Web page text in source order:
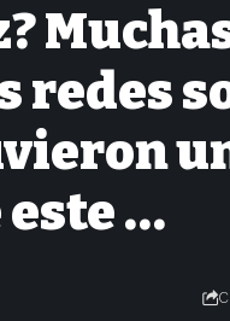
redes
…